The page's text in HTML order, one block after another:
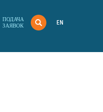
ПОДАЧА
ЗАЯВОК